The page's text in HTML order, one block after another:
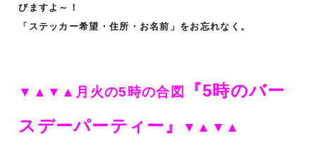
びますよ～！
「ステッカー希望・住所・お名前」をお忘れなく。
▼▲▼▲月火の5時の合図
『5時のバー
スデーパーティー』
▼▲▼▲